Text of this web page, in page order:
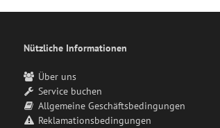
Nützliche Informationen
Über uns
Service buchen
Allgemeine Geschäftsbedingungen
Reklamationsbedingungen